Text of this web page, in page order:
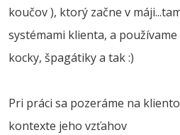
koučov ), ktorý začne v
systémami klienta, a
kocky, špagátiky a tak :)
Pri práci sa pozeráme na
kontexte jeho vzťahov